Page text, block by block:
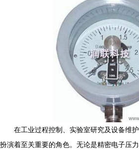
在工业过程控制、实验室研究及设备维
扮演着至关重要的角色。无论是精密电子压